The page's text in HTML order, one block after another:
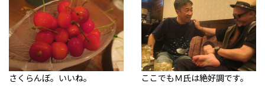
さくらんぼ。いいね。 ここでもＭ氏は絶好調です。